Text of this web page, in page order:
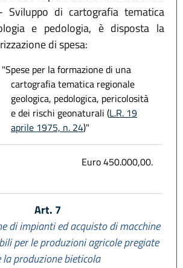
Sviluppo di cartografia tematica
e pedologia, è disposta la
di spesa:
"Spese per la formazione di una
cartografia tematica regionale
geologica, pedologica, pericolosità
e dei rischi geonaturali (L.R. 19
aprile 1975, n. 24)"
Euro 450.000,00.
Art. 7
di impianti ed acquisto di macchine
per le produzioni agricole pregiate
la produzione bieticola